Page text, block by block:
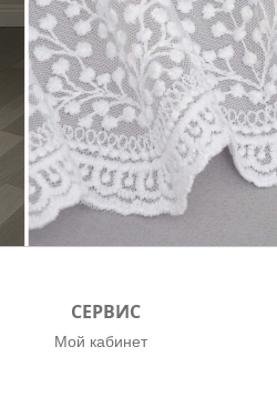
СЕРВИС
Мой кабинет